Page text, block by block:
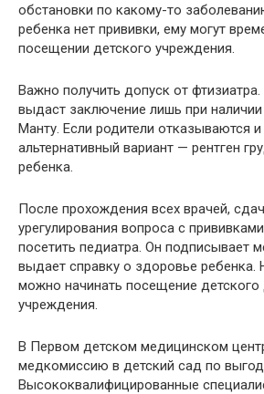
обстановки по какому-то
ребенка нет прививки, ему могут
посещении детского учреждения.
Важно получить допуск от
выдаст заключение лишь при
Манту. Если родители отказываются и
альтернативный вариант — рентген
ребенка.
После прохождения всех врачей,
урегулирования вопроса с
посетить педиатра. Он подписывает
выдает справку о здоровье ребенка.
можно начинать посещение
учреждения.
В Первом детском медицинском
медкомиссию в детский сад по
Высококвалифицированные